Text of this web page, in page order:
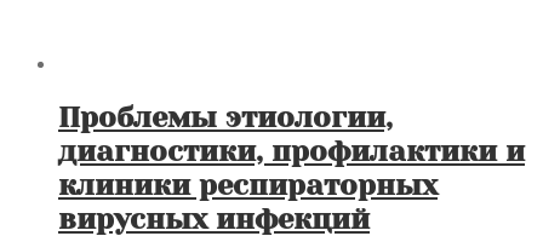
Проблемы этиологии,
диагностики, профилактики и
клиники респираторных
вирусных инфекций